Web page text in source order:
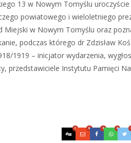
13 w Nowym Tomyślu
powiatowego i wieloletniego
Miejski w Nowym Tomyślu oraz
podczas którego dr Zdzisław
1919 – inicjator wydarzenia,
przedstawiciele Instytutu Pamięci
0 0 0 0